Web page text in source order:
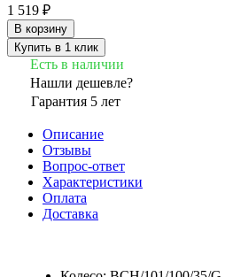
1 519 ₽
В корзину
Купить в 1 клик
Есть в наличии
Нашли дешевле?
Гарантия 5 лет
Описание
Отзывы
Вопрос-ответ
Характеристики
Оплата
Доставка